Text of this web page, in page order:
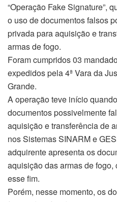
“Operação Fake Signature”,
o uso de documentos falsos
privada para aquisição e
armas de fogo.
Foram cumpridos 03
expedidos pela 4ª Vara da
Grande.
A operação teve início
documentos possivelmente
aquisição e transferência de
nos Sistemas SINARM e
adquirente apresenta os
aquisição das armas de
esse fim.
Porém, nesse momento, os